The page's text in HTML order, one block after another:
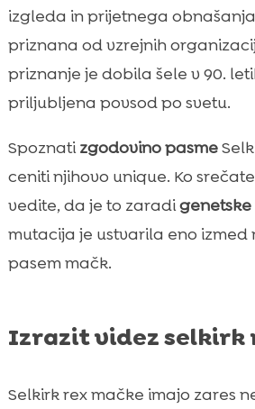
izgleda in prijetnega
priznana od vzrejnih
priznanje je dobila šele v 90.
priljubljena povsod po svetu.
Spoznatizgodovino pasme
ceniti njihovo unique. Ko
vedite, da je to zaradi
mutacija je ustvarila eno izmed
pasem mačk.
Izrazit videz selkirk
Selkirk rex mačke imajo zares